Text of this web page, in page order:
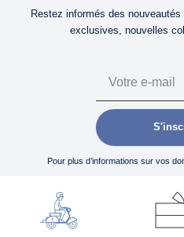
Restez informés des
exclusives, nouvelles
Pour plus d’informations sur vos